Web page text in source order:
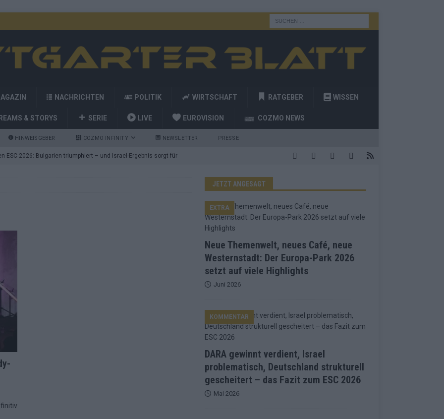
NACHRICHTEN POLITIK WIRTSCHAFT RATGEBER WISSEN
& STORYS SERIE LIVE EUROVISION COZMO NEWS
HINWEISGEBER COZMO INFINITY NEWSLETTER PRESSE
ESC 2026: Bulgarien triumphiert – und Israel-Ergebnis sorgt für
die Showacts im ESC-Finale 2026 in Wien
Favorit, Australien überrascht – alle Acts und unsere Prognose
Jurys – die Geschichte der ESC-Wertung als Spiegel des
vier Big-Four-Länder, ein Gastgeber – alle Acts im
Walzer zu kurz, Moderation zu provinziell – das Fazit zum
2: Dänemark vorne, Aserbaidschan chancenlos – Zypern
Café, neue Westernstadt: Der Europa-Park 2026 setzt auf viele
JETZT ANGESAGT
Neue Themenwelt, neues Café, neue
Westernstadt: Der Europa-Park 2026
setzt auf viele Highlights
EXTRA
Juni 2026
DARA gewinnt verdient, Israel
problematisch, Deutschland strukturell
gescheitert – das Fazit zum ESC 2026
KOMMENTAR
Mai 2026